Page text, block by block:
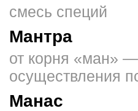
смесь специй
Мантра
от корня «ман»
осуществления
Манас